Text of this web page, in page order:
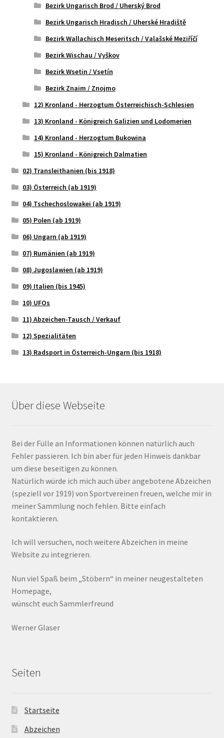
Bezirk Ungarisch Brod / Uherský Brod
Bezirk Ungarisch Hradisch / Uherské Hradiště
Bezirk Wallachisch Meseritsch / Valašské Meziříčí
Bezirk Wischau / Vyškov
Bezirk Wsetin / Vsetín
Bezirk Znaim / Znojmo
12) Kronland - Herzogtum Österreichisch-Schlesien
13) Kronland - Königreich Galizien und Lodomerien
14) Kronland - Herzogtum Bukowina
15) Kronland - Königreich Dalmatien
02) Transleithanien (bis 1918)
03) Österreich (ab 1919)
04) Tschechoslowakei (ab 1919)
05) Polen (ab 1919)
06) Ungarn (ab 1919)
07) Rumänien (ab 1919)
08) Jugoslawien (ab 1919)
09) Italien (bis 1945)
10) UFOs
11) Abzeichen-Tausch / Verkauf
12) Spezialitäten
13) Radsport in Österreich-Ungarn (bis 1918)
Über diese Webseite
Bei der Fülle an Informationen können natürlich auch
Fehler passieren. Ich bin aber für jeden Hinweis dankbar
um diese beseitigen zu können.
Natürlich würde ich mich auch über angebotene Abzeichen
(speziell vor 1919) von Sportvereinen freuen, welche mir in
meiner Sammlung noch fehlen. Bitte einfach
kontaktieren.
Ich will versuchen, noch weitere Abzeichen in meine
Website zu integrieren.
Nun viel Spaß beim „Stöbern“ in meiner neugestalteten
Homepage,
wünscht euch Sammlerfreund
Werner Glaser
Seiten
Startseite
Abzeichen